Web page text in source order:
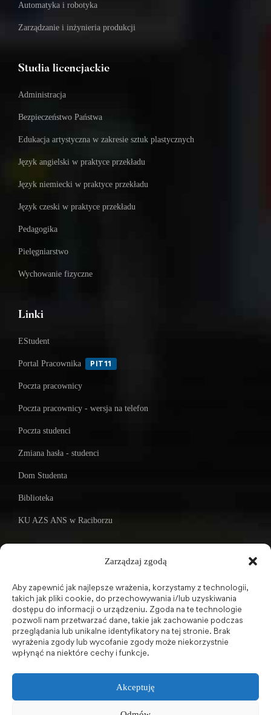
Zarządzaj zgodą
Aby zapewnić jak najlepsze wrażenia, korzystamy z technologii,
takich jak pliki cookie, do przechowywania i/lub uzyskiwania
dostępu do informacji o urządzeniu. Zgoda na te technologie
pozwoli nam przetwarzać dane, takie jak zachowanie podczas
przeglądania lub unikalne identyfikatory na tej stronie. Brak
wyrażenia zgody lub wycofanie zgody może niekorzystnie
wpłynąć na niektóre cechy i funkcje.
Akceptuję
Automatyka i robotyka
Zarządzanie i inżynieria produkcji
Studia licencjackie
Administracja
Bezpieczeństwo Państwa
Edukacja artystyczna w zakresie sztuk plastycznych
Język angielski w praktyce przekładu
Język niemiecki w praktyce przekładu
Język czeski w praktyce przekładu
Pedagogika
Pielęgniarstwo
Wychowanie fizyczne
Linki
EStudent
Portal Pracownika PIT11
Poczta pracownicy
Poczta pracownicy - wersja na telefon
Poczta studenci
Zmiana hasła - studenci
Dom Studenta
Biblioteka
KU AZS ANS w Raciborzu
Biuletyn Informacji Publicznej
BIP - Biuletyn Informacji Publicznej PWSZ - archiwum
Social Media